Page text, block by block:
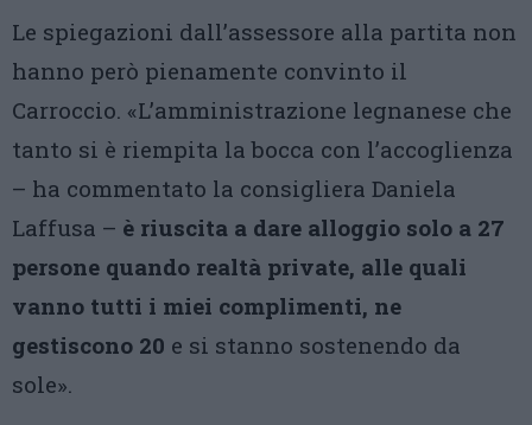
Le spiegazioni dall’assessore alla partita non
hanno però pienamente convinto il
Carroccio. «L’amministrazione legnanese che
tanto si è riempita la bocca con l’accoglienza
– ha commentato la consigliera Daniela
Laffusa – è riuscita a dare alloggio solo a 27
persone quando realtà private, alle quali
vanno tutti i miei complimenti, ne
gestiscono 20 e si stanno sostenendo da
sole».